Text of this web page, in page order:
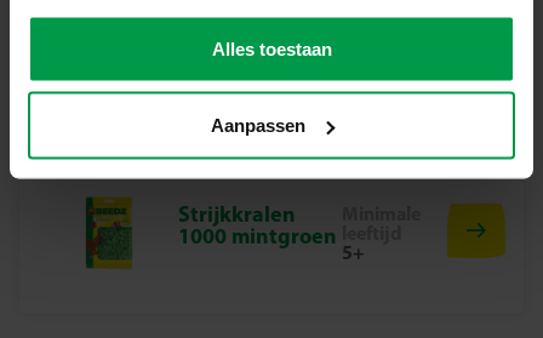
Alles toestaan
Aanpassen
op hun creaties en spelenderwijs hun fijne motoriek te
ontwikkelen.
Navulverpakking met 1000 donkerblauwe strijkkralen
Waarom kiezen voor SES Creative
Bij SES Creative vinden we veiligheid erg belangrijk.
Strijkkralen
legborden 2x
Minimale
Strijkkralen
1000 mintgroen
5+